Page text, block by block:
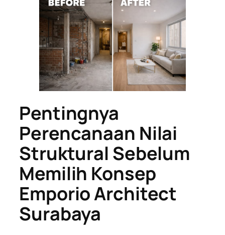
Pentingnya
Perencanaan Nilai
Struktural Sebelum
Memilih Konsep
Emporio Architect
Surabaya